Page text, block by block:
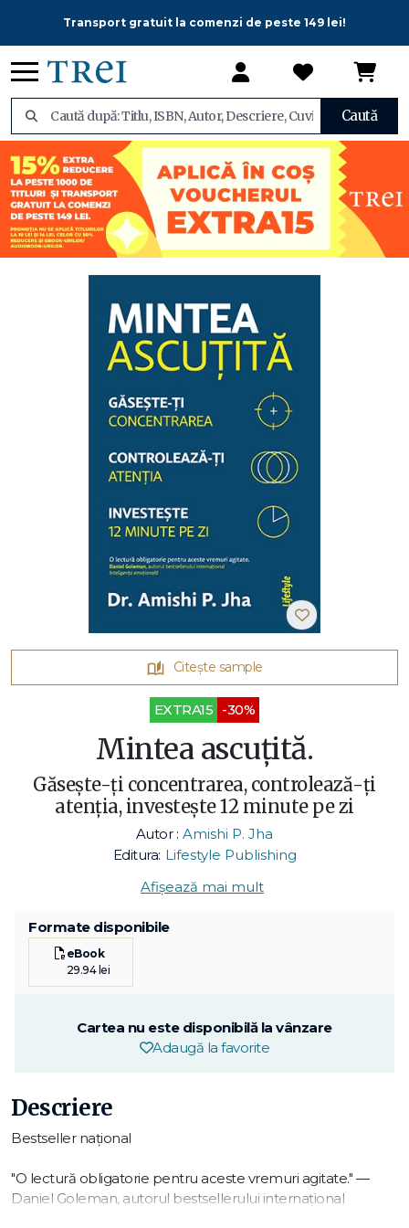
Transport gratuit la comenzi de peste 149 lei!
Caută
Citește sample
EXTRA15 -30%
Mintea ascuțită.
Găsește-ți concentrarea, controlează-ți
atenția, investește 12 minute pe zi
Autor : Amishi P. Jha
Editura: Lifestyle Publishing
Afișează mai mult
Formate disponibile
eBook
29.94 lei
Cartea nu este disponibilă la vânzare
Adaugă la favorite
Descriere
Bestseller național
"O lectură obligatorie pentru aceste vremuri agitate." ―
Daniel Goleman, autorul bestsellerului internațional